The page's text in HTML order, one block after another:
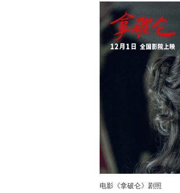
电影《拿破仑》剧照